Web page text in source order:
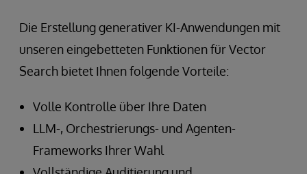
Die Erstellung generativer KI-Anwendungen mit
unseren eingebetteten Funktionen für Vector
Search bietet Ihnen folgende Vorteile:
Volle Kontrolle über Ihre Daten
LLM-, Orchestrierungs- und Agenten-
Frameworks Ihrer Wahl